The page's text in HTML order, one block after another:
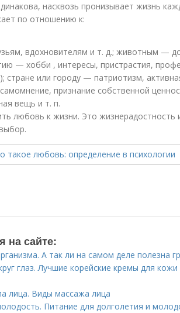
насквозь пронизывает жизнь
по отношению к:
вдохновителям и т. д.; животным —
— хобби , интересы, пристрастия,
стране или городу — патриотизм,
признание собственной
вещь и т. п.
любовь к жизни. Это жизнерадостность
на сайте:
А так ли на самом деле полезна
глаз. Лучшие корейские кремы для кожи
лица. Виды массажа лица
Питание для долголетия и